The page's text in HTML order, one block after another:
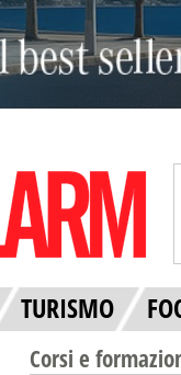
TURISMO
Corsi e